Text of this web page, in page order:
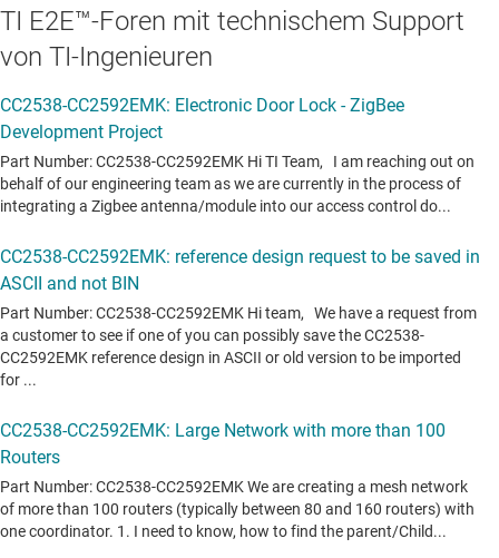
TI E2E™-Foren mit technischem Support
von TI-Ingenieuren